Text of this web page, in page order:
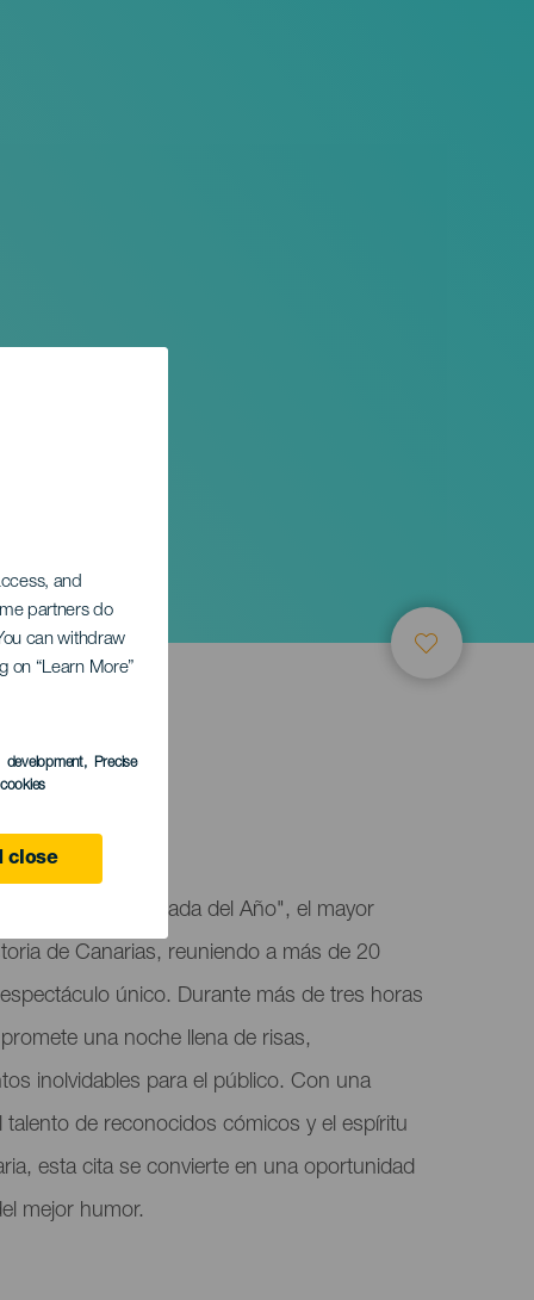
and
partners do
can withdraw
on “Learn More”
development, Precise
close
acoge "La Quedada del Año", el mayor
de Canarias, reuniendo a más de 20
único. Durante más de tres horas
una noche llena de risas,
inolvidables para el público. Con una
de reconocidos cómicos y el espíritu
esta cita se convierte en una oportunidad
mejor humor.